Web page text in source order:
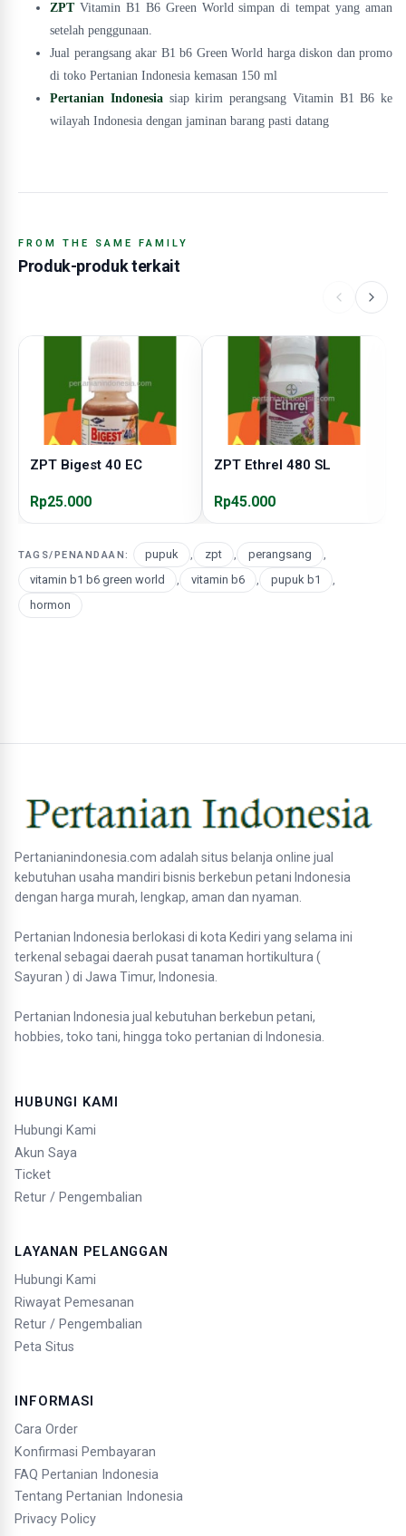
ZPTVitamin B1 B6 Green World simpan di tempat yang aman
setelah penggunaan.
Jual perangsang akar B1 b6 Green World harga diskon dan promo
di toko Pertanian Indonesia kemasan 150 ml
Pertanian Indonesiasiap kirim perangsang Vitamin B1 B6 ke
wilayah Indonesia dengan jaminan barang pasti datang
FROM THE SAME FAMILY
Produk-produk terkait
ZPT Bigest 40 EC
Rp25.000
ZPT Ethrel 480 SL
Rp45.000
TAGS/PENANDAAN: pupuk , zpt , perangsang
,
vitamin b1 b6 green world
, vitamin b6 , pupuk b1
,
hormon
Pertanianindonesia.com adalah situs belanja online jual
kebutuhan usaha mandiri bisnis berkebun petani Indonesia
dengan harga murah, lengkap, aman dan nyaman.
Pertanian Indonesia berlokasi di kota Kediri yang selama ini
terkenal sebagai daerah pusat tanaman hortikultura (
Sayuran ) di Jawa Timur, Indonesia.
Pertanian Indonesia jual kebutuhan berkebun petani,
hobbies, toko tani, hingga toko pertanian di Indonesia.
HUBUNGI KAMI
Hubungi Kami
Akun Saya
Ticket
Retur / Pengembalian
LAYANAN PELANGGAN
Hubungi Kami
Riwayat Pemesanan
Retur / Pengembalian
Peta Situs
INFORMASI
Cara Order
Konfirmasi Pembayaran
FAQ Pertanian Indonesia
Tentang Pertanian Indonesia
Privacy Policy